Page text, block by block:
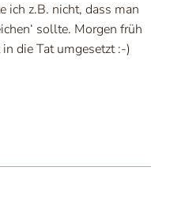
ich z.B. nicht, dass man
sollte. Morgen früh
die Tat umgesetzt :-)